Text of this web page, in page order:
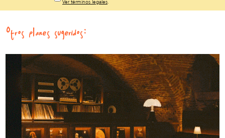
Ver términos legales.
Otros planes sugeridos: